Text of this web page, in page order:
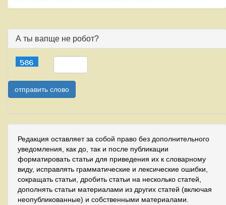
А ты вапще не робот?
Редакция оставляет за собой право без дополнительного
уведомления, как до, так и после публикации
форматировать статьи для приведения их к словарному
виду, исправлять грамматические и лексические ошибки,
сокращать статьи, дробить статьи на несколько статей,
дополнять статьи материалами из других статей (включая
неопубликованные) и собственными материалами.